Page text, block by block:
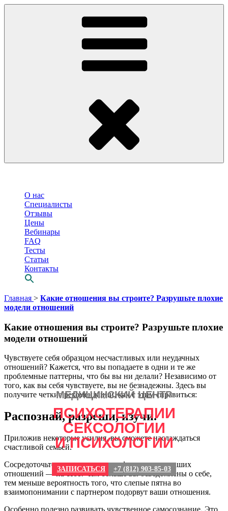
О нас
Специалисты
Отзывы
Цены
Вебинары
FAQ
Тесты
Статьи
Контакты
Перейти
к
МЕДИЦИНСКИЙ ЦЕНТР
ПСИХОТЕРАПИИ
СЕКСОЛОГИИ
И ПСИХОЛОГИИ
ЗАПИСАТЬСЯ +7 (812) 903-85-03
Просто выбери
СВОЕГО
психотерапевта
Главная > Какие отношения вы строите? Разрушьте плохие
модели отношений
Какие отношения вы строите? Разрушьте плохие
модели отношений
Чувствуете себя образцом несчастливых или неудачных
отношений? Кажется, что вы попадаете в одни и те же
проблемные паттерны, что бы вы ни делали? Независимо от
того, как вы себя чувствуете, вы не безнадежны. Здесь вы
получите четкие рекомендации, как с этим справиться:
Распознай, разреши, изучи.
Приложив некоторые усилия, вы сможете наслаждаться
счастливой семьей.
Сосредоточьтесь на центральном факторе всех ваших
отношений — на себе! Чем больше вы осведомлены о себе,
тем меньше вероятность того, что слепые пятна во
взаимопонимании с партнером подорвут ваши отношения.